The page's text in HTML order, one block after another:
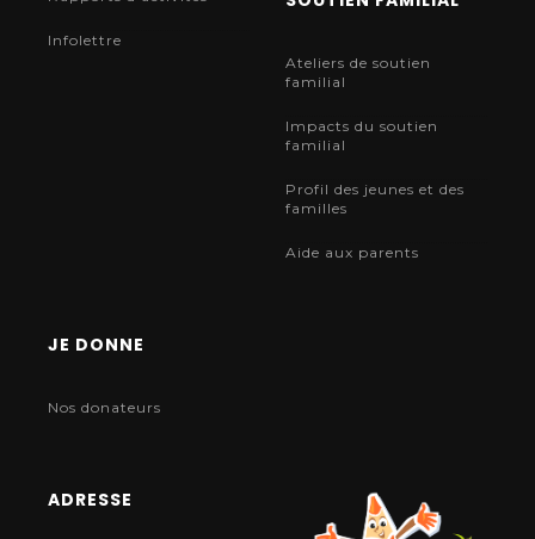
Infolettre
Ateliers de soutien
familial
Impacts du soutien
familial
Profil des jeunes et des
familles
Aide aux parents
JE DONNE
Nos donateurs
ADRESSE